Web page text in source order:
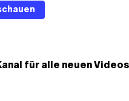
für alle neuen